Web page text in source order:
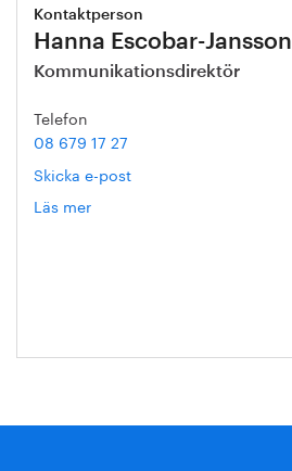
Kontaktperson
Hanna Escobar-Jansson
Kommunikationsdirektör
Telefon
08 679 17 27
Skicka e-post
Läs mer